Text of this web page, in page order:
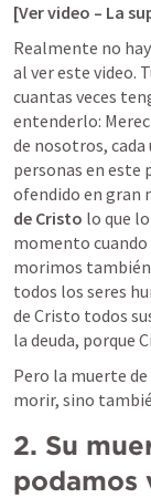
[Ver video – La
Realmente no
al ver este video.
cuantas veces
entenderlo:
de nosotros, cada
personas en este
ofendido en gran
de Cristo lo que
momento cuando
morimos
todos los seres
de Cristo todos
la deuda, porque
Pero la muerte
morir, sino
2. Su
podamos